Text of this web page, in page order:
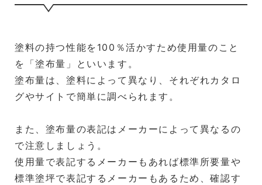
塗料の持つ性能を100％活かすため使用量のこと
を「塗布量」といいます。
塗布量は、塗料によって異なり、それぞれカタロ
グやサイトで簡単に調べられます。
また、塗布量の表記はメーカーによって異なるの
で注意しましょう。
使用量で表記するメーカーもあれば標準所要量や
標準塗坪で表記するメーカーもあるため、確認す